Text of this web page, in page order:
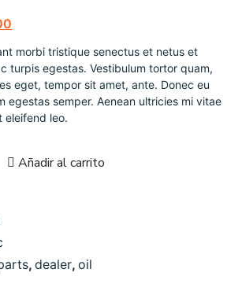
precio
actual
es:
$150.00.
morbi tristique senectus et netus et
turpis egestas. Vestibulum tortor quam,
eget, tempor sit amet, ante. Donec eu
egestas semper. Aenean ultricies mi vitae
eleifend leo.
Añadir al carrito
, dealer, oil